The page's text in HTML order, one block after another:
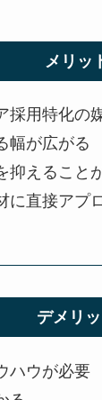
メリッ
採用特化の
幅が広がる
抑えること
に直接アプ
デメリ
ハウが必要